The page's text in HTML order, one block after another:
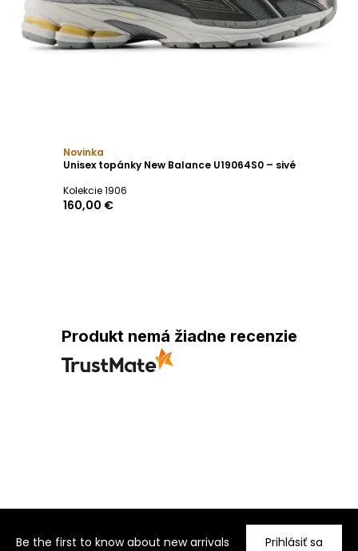
Novinka
Unisex topánky New Balance U19064S0 – sivé
Kolekcie 1906
160,00 €
Produkt nemá žiadne recenzie
Be the first to know about new arrivals Prihlásiť sa